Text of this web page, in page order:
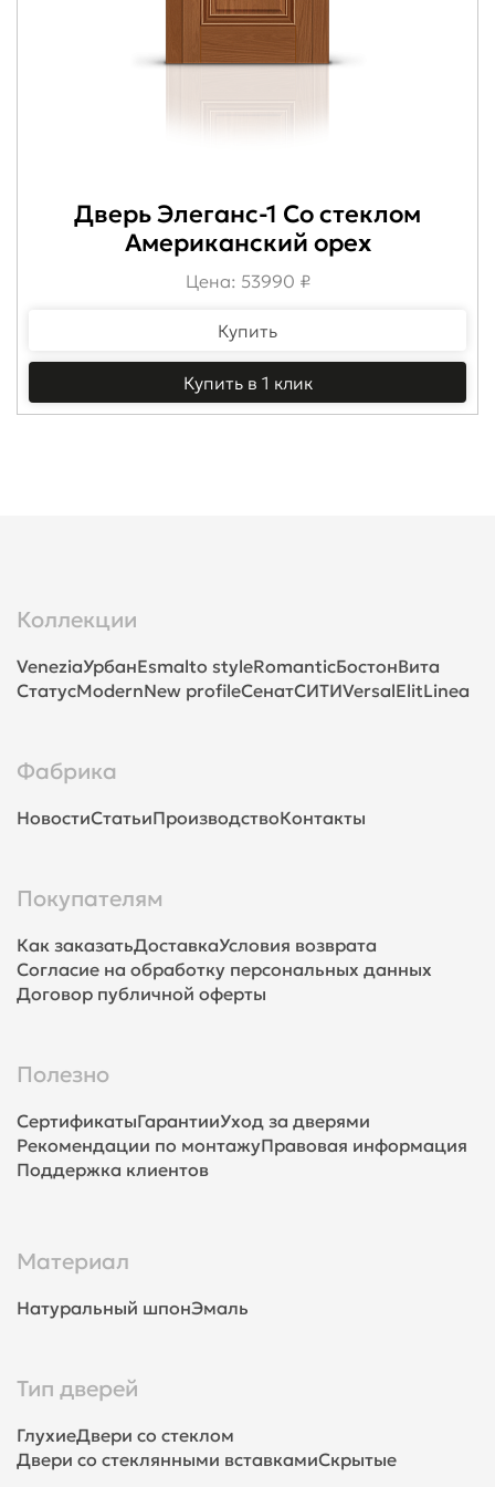
Дверь Элеганс-1 Со стеклом
Американский орех
Цена: 53990 ₽
Купить
Купить в 1 клик
Коллекции
VeneziaУрбанEsmalto styleRomanticБостонВита
СтатусModernNew profileСенатСИТИVersalElitLinea
Фабрика
НовостиСтатьиПроизводствоКонтакты
Покупателям
Как заказатьДоставкаУсловия возврата
Согласие на обработку персональных данных
Договор публичной оферты
Полезно
СертификатыГарантииУход за дверями
Рекомендации по монтажуПравовая информация
Поддержка клиентов
Материал
Натуральный шпонЭмаль
Тип дверей
ГлухиеДвери со стеклом
Двери со стеклянными вставкамиСкрытые